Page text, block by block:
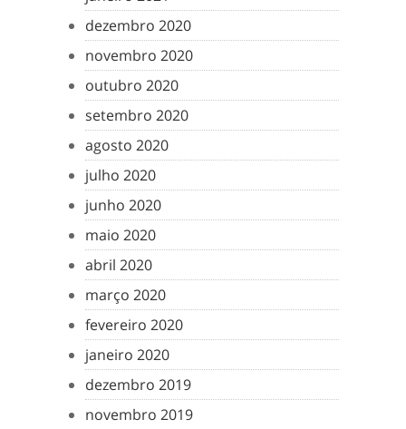
dezembro 2020
novembro 2020
outubro 2020
setembro 2020
agosto 2020
julho 2020
junho 2020
maio 2020
abril 2020
março 2020
fevereiro 2020
janeiro 2020
dezembro 2019
novembro 2019